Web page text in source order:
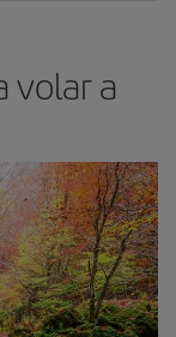
volar a